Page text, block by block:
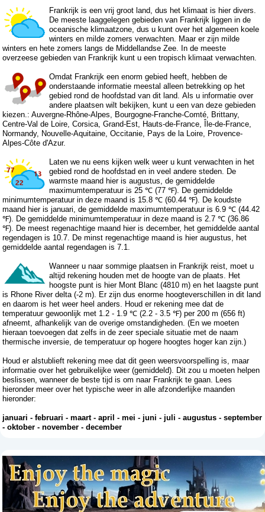
Frankrijk is een vrij groot land, dus het klimaat is hier divers.
De meeste laaggelegen gebieden van Frankrijk liggen in de
oceanische klimaatzone, dus u kunt over het algemeen koele
winters en milde zomers verwachten. Maar er zijn milde
winters en hete zomers langs de Middellandse Zee. In de meeste
overzeese gebieden van Frankrijk kunt u een tropisch klimaat verwachten.
Omdat Frankrijk een enorm gebied heeft, hebben de
onderstaande informatie meestal alleen betrekking op het
gebied rond de hoofdstad van dit land. Als u informatie over
andere plaatsen wilt bekijken, kunt u een van deze gebieden
kiezen.:Auvergne-Rhône-Alpes Bourgogne-Franche-Comté Brittany,
Centre-Val de Loire ,Corsica ,Grand-Est Hauts-de-France Île-de-France
Normandy, Nouvelle-Aquitaine ,Occitanie Pays de la Loire Provence-
Alpes-Côte d'Azur.
Laten we nu eens kijken welk weer u kunt verwachten in het
gebied rond de hoofdstad en in veel andere steden. De
warmste maand hier is augustus, de gemiddelde
maximumtemperatuur is 25 ℃ (77 ℉). De gemiddelde
minimumtemperatuur in deze maand is 15.8 ℃ (60.44 ℉). De koudste
maand hier is januari, de gemiddelde maximumtemperatuur is 6.9 ℃ (44.42
℉). De gemiddelde minimumtemperatuur in deze maand is 2.7 ℃ (36.86
℉). De meest regenachtige maand hier is december, het gemiddelde aantal
regendagen is 10.7. De minst regenachtige maand is hier augustus, het
gemiddelde aantal regendagen is 7.1.
Wanneer u naar sommige plaatsen in Frankrijk reist, moet u
altijd rekening houden met de hoogte van de plaats. Het
hoogste punt is hier Mont Blanc (4810 m) en het laagste punt
is Rhone River delta (-2 m). Er zijn dus enorme hoogteverschillen in dit land
en daarom is het weer heel anders. Houd er rekening mee dat de
temperatuur gewoonlijk met 1.2 - 1.9 ℃ (2.2 - 3.5 ℉) per 200 m (656 ft)
afneemt, afhankelijk van de overige omstandigheden. (En we moeten
hieraan toevoegen dat zelfs in de zeer speciale situatie met de naam
thermische inversie, de temperatuur op hogere hoogtes hoger kan zijn.)
Houd er alstublieft rekening mee dat dit geen weersvoorspelling is, maar
informatie over het gebruikelijke weer (gemiddeld). Dit zou u moeten helpen
beslissen, wanneer de beste tijd is om naar Frankrijk te gaan. Lees
hieronder meer over het typische weer in alle afzonderlijke maanden
hieronder:
januari -februari -maart-april -mei - juni - juli -augustus -september
-oktober -november -december